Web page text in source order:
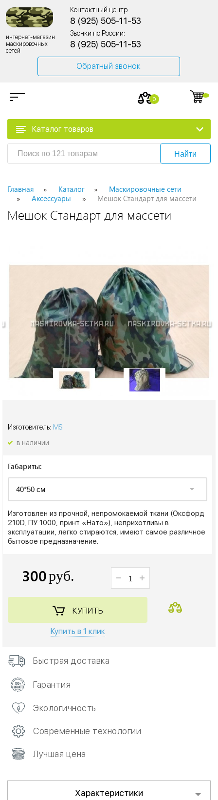
интернет-магазин
маскировочных
сетей
Контактный центр:
8 (925) 505-11-53
Звонки по России:
8 (925) 505-11-53
Обратный звонок
0
Каталог товаров
Найти
Главная Каталог
Маскировочные сети
Аксессуары
Мешок Стандарт для массети
Мешок Стандарт для массети
Изготовитель: MS
в наличии
Габариты:
Изготовлен из прочной, непромокаемой ткани (Оксфорд
210D, ПУ 1000, принт «Нато»), неприхотливы в
эксплуатации, легко стираются, имеют самое различное
бытовое предназначение.
300 руб.
КУПИТЬ
Купить в 1 клик
Быстрая доставка
Гарантия
Экологичность
Современные технологии
Лучшая цена
Характеристики